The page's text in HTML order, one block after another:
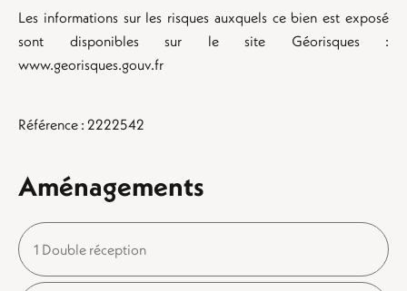
Les informations sur les risques auxquels ce bien est exposé
sont disponibles sur le site Géorisques :
www.georisques.gouv.fr
Référence : 2222542
Aménagements
1 Double réception